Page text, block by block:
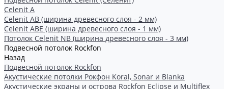
Celenit A
Celenit AB (ширина древесного слоя - 2 мм)
Celenit ABE (ширина древесного слоя - 1 мм)
Потолок Celenit NB (ширина древесного слоя - 3 мм)
Подвесной потолок Rockfon
Назад
Подвесной потолок Rockfon
Акустические потолки Рокфон Koral, Sonar и Blanka
Акустические экраны и острова Rockfon Eclipse и Multiflex